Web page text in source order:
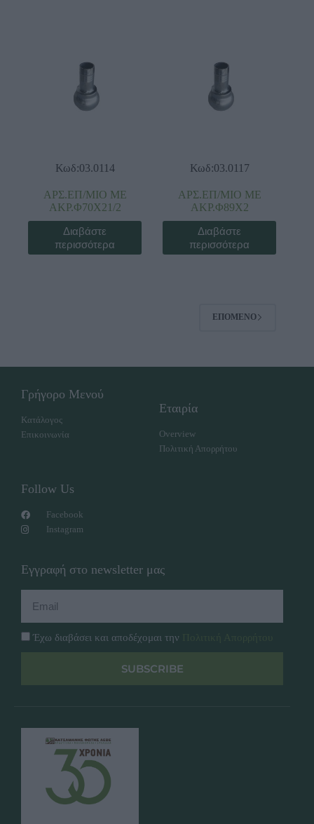
Κωδ:03.0114
ΑΡΣ.ΕΠ/ΜΙΟ ΜΕ
ΑΚΡ.Φ70Χ21/2
Διαβάστε
περισσότερα
Κωδ:03.0117
ΑΡΣ.ΕΠ/ΜΙΟ ΜΕ
ΑΚΡ.Φ89Χ2
Διαβάστε
περισσότερα
ΕΠΌΜΕΝΟ
Γρήγορο Μενού
Κατάλογος
Επικοινωνία
Εταιρία
Overview
Πολιτική Απορρήτου
Follow Us
Facebook
Instagram
Εγγραφή στο newsletter μας
Έχω διαβάσει και αποδέχομαι την
SUBSCRIBE